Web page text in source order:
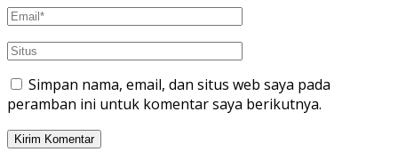
Simpan nama, email, dan situs web saya pada
peramban ini untuk komentar saya berikutnya.